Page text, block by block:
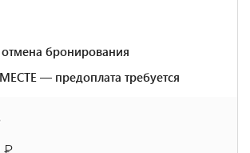
бронирования
— предоплата требуется
₽